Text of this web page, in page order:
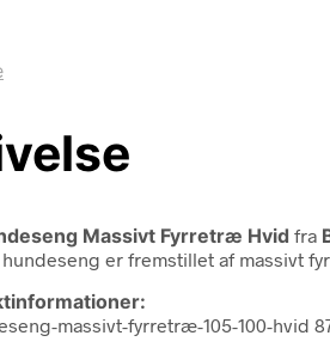
Massivt Fyrretræ Hvid fra
er fremstillet af massivt
massivt-fyrretræ-105-100-hvid